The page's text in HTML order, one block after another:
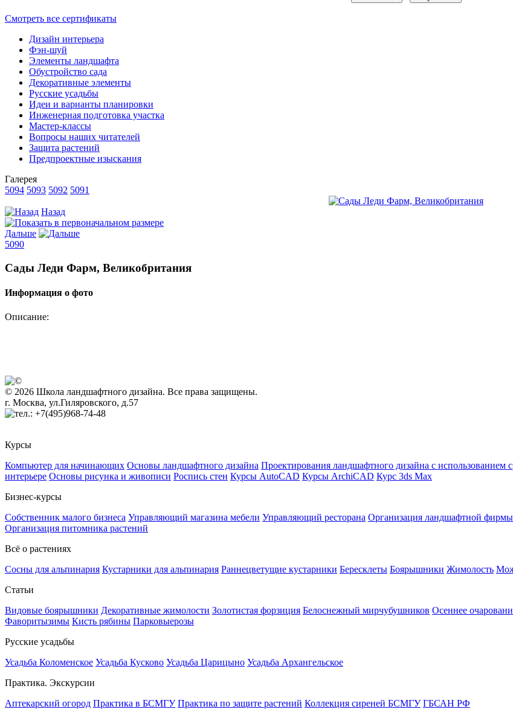
Смотреть все сертификаты
Дизайн интерьера
Фэн-шуй
Элементы ландшафта
Обустройство сада
Декоративные элементы
Русские усадьбы
Идеи и варианты планировки
Инженерная подготовка участка
Мастер-классы
Вопросы наших читателей
Защита растений
Предпроектные изыскания
Галерея
5094 5093 5092 5091
Назад
Дальше
5090
Сады Леди Фарм, Великобритания
Информация о фото
Описание:
© 2026 Школа ландшафтного дизайна. Все права защищены.
г. Москва, ул.Гиляровского, д.57
+7(495)968-74-48
Курсы
Компьютер для начинающих Основы ландшафтного дизайна Проектирования ландшафтного дизайна с использованием
интерьере Основы рисунка и живописи Роспись стен Курсы AutoCAD Курсы ArchiCAD Курс 3ds Max
Бизнес-курсы
Собственник малого бизнеса Управляющий магазина мебели Управляющий ресторана Организация ландшафтной фирмы
Организация питомника растений
Всё о растениях
Сосны для альпинария Кустарники для альпинария Раннецветущие кустарники Бересклеты Боярышники Жимолость
Статьи
Видовые боярышники Декоративные жимолости Золотистая форзиция Белоснежный мирчубушников Осеннее
Фаворитызимы Кисть рябины Парковыерозы
Русские усадьбы
Усадьба Коломенское Усадьба Кусково Усадьба Царицыно Усадьба Архангельское
Практика. Экскурсии
Аптекарский огород Практика в БСМГУ Практика по защите растений Коллекция сиреней БСМГУ ГБСАН РФ